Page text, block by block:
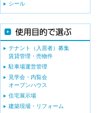
シール
テナント（入居者）募集
賃貸管理・売物件
駐車場運営管理
見学会・内覧会
オープンハウス
住宅展示場
建築現場・リフォーム